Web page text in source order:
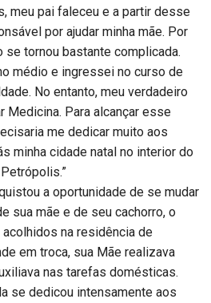
meu pai faleceu e a partir desse
por ajudar minha mãe. Por
se tornou bastante complicada.
médio e ingressei no curso de
No entanto, meu verdadeiro
Para alcançar esse
me dedicar muito aos
minha cidade natal no interior do
a oportunidade de se mudar
sua mãe e de seu cachorro, o
na residência de
em troca, sua Mãe realizava
nas tarefas domésticas.
se dedicou intensamente aos